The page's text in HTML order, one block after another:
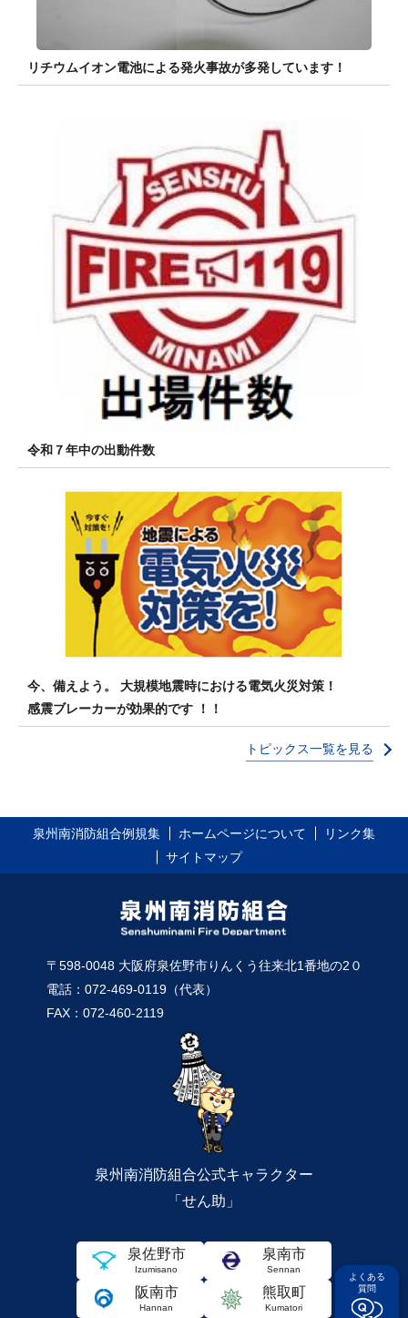
リチウムイオン電池による発火事故が多発しています！
令和７年中の出動件数
今、備えよう。 大規模地震時における電気火災対策！
感震ブレーカーが効果的です ！！
トピックス一覧を見る
よくある
質問
泉州南消防組合例規集 ホームページについて
リンク集
サイトマップ
〒598-0048 大阪府泉佐野市りんくう往来北1番地の2０
電話：072-469-0119（代表）
FAX：072-460-2119
泉州南消防組合公式キャラクター
「せん助」
泉佐野市
Izumisano
泉南市
Sennan
阪南市
Hannan
熊取町
Kumatori